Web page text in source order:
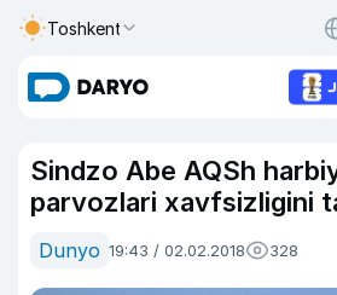
Toshkent
Sindzo Abe AQSh
parvozlari xavfsizligini
Dunyo 19:43 / 02.02.2018 328